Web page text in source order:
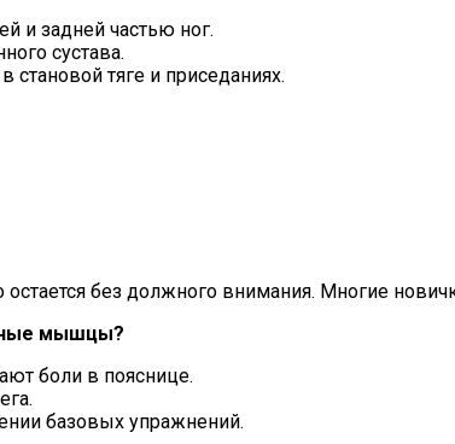
и задней частью ног.
сустава.
тяге и приседаниях.
без должного внимания. Многие
мышцы?
боли в пояснице.
базовых упражнений.